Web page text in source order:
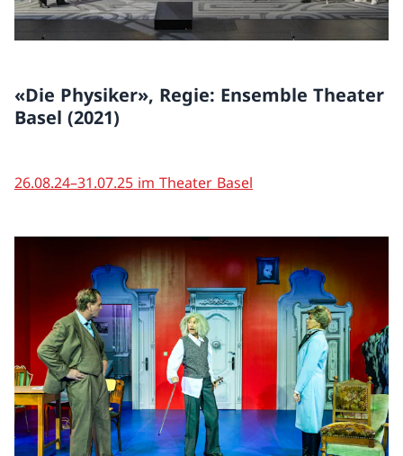
«Die Physiker», Regie: Ensemble Theater
Basel (2021)
26.08.24–31.07.25 im Theater Basel